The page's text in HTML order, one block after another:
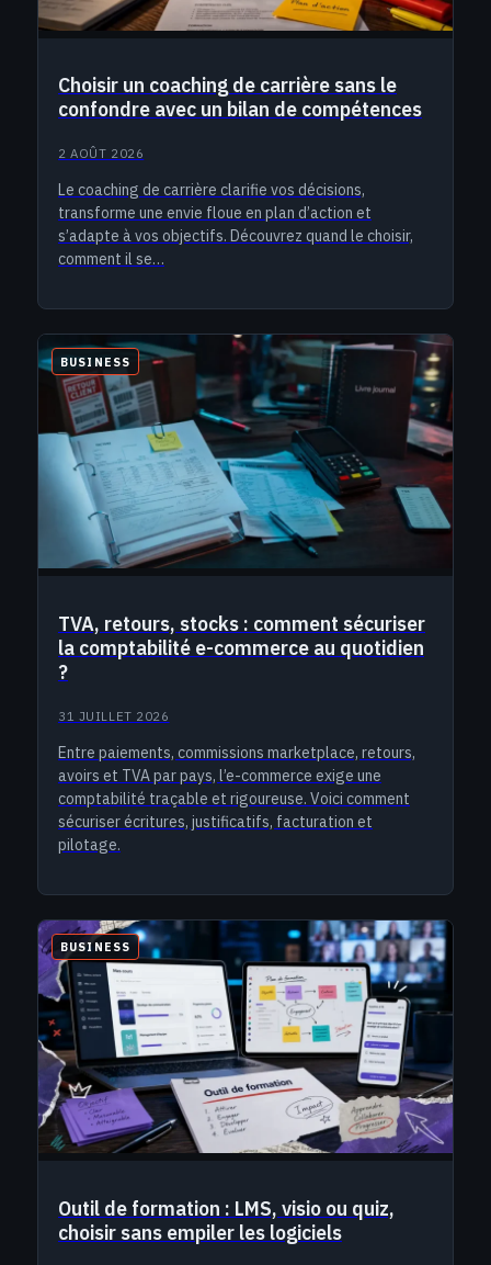
Choisir un coaching de carrière sans le
confondre avec un bilan de compétences
2 AOÛT 2026
Le coaching de carrière clarifie vos décisions,
transforme une envie floue en plan d’action et
s’adapte à vos objectifs. Découvrez quand le choisir,
comment il se…
BUSINESS
TVA, retours, stocks : comment sécuriser
la comptabilité e-commerce au quotidien
?
31 JUILLET 2026
Entre paiements, commissions marketplace, retours,
avoirs et TVA par pays, l’e-commerce exige une
comptabilité traçable et rigoureuse. Voici comment
sécuriser écritures, justificatifs, facturation et
pilotage.
BUSINESS
Outil de formation : LMS, visio ou quiz,
choisir sans empiler les logiciels